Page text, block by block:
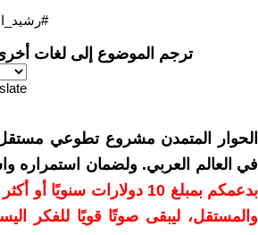
ترجم الموضوع إلى لغات
الحوار المتمدن مشروع تطوعي مستقل
في العالم العربي. ولضمان استمراره
بدعمكم بمبلغ 10 دولارات
والمستقل، ليبقى صوتًا قويًا للفكر